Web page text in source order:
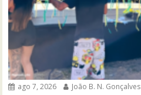
ago 7, 2026 João B. N. Gonçalves